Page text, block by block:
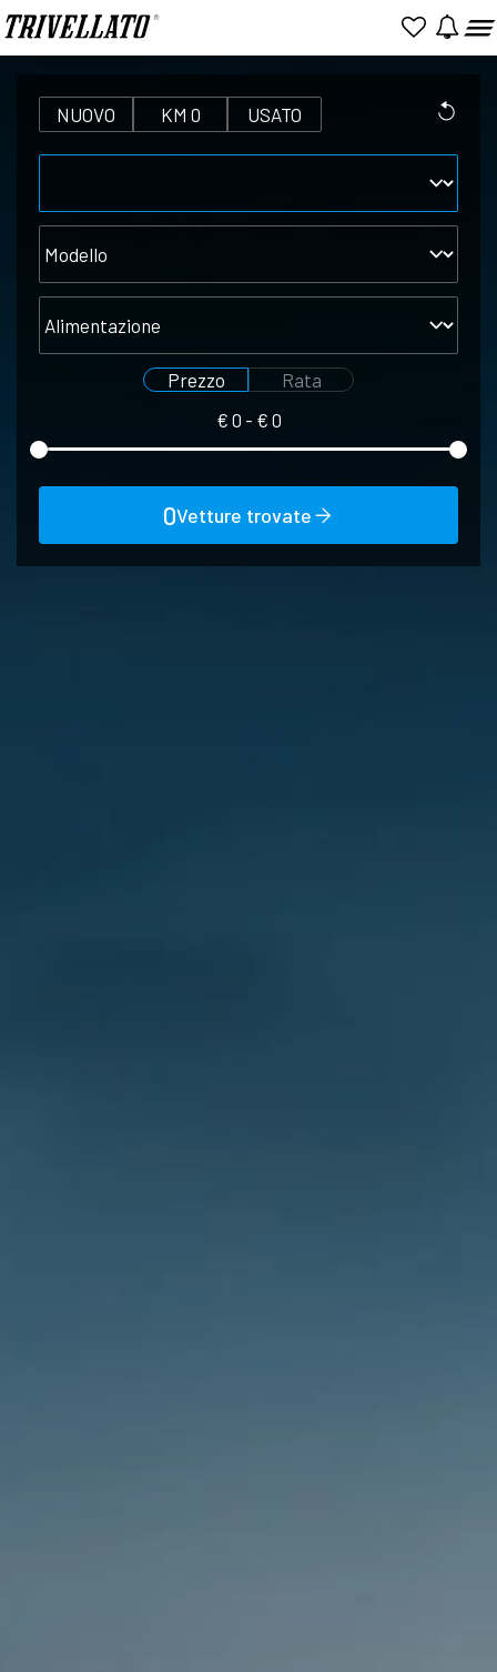
NUOVO KM 0 USATO
Prezzo
Rata
€ 0 - € 0
Seleziona
Seleziona
rata
0Vetture trovate